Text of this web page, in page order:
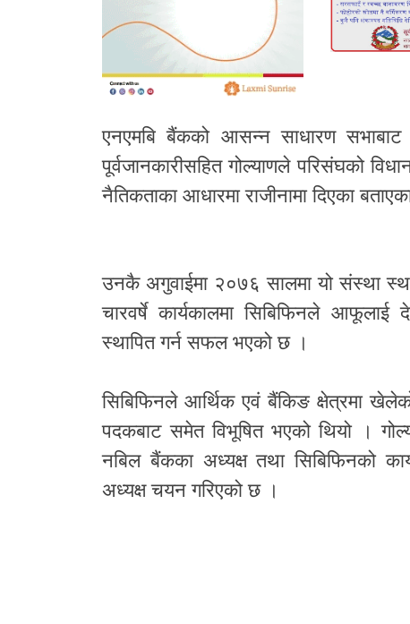
एनएमबि बैंकको आसन्न साधारण
पूर्वजानकारीसहित गोल्याणले परिसंघको
नैतिकताका आधारमा राजीनामा दिएका
उनकै अगुवाईमा २०७६ सालमा यो संस्था
चारवर्षे कार्यकालमा सिबिफिनले आफूलाई
स्थापित गर्न सफल भएको छ ।
सिबिफिनले आर्थिक एवं बैंकिङ क्षेत्रमा
पदकबाट समेत विभूषित भएको थियो ।
नबिल बैंकका अध्यक्ष तथा सिबिफिनको
अध्यक्ष चयन गरिएको छ ।